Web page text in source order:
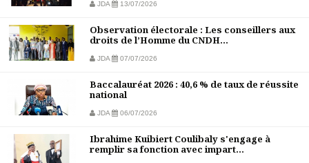
JDA 13/07/2026
Observation électorale : Les conseillers aux
droits de l’Homme du CNDH...
JDA 07/07/2026
Baccalauréat 2026 : 40,6 % de taux de réussite
national
JDA 06/07/2026
Ibrahime Kuibiert Coulibaly s'engage à
remplir sa fonction avec impart...